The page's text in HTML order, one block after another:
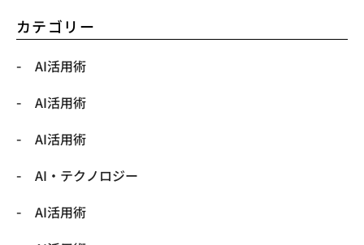
カテゴリー
AI活用術
AI活用術
AI活用術
​AI・テクノロジー
​AI活用術